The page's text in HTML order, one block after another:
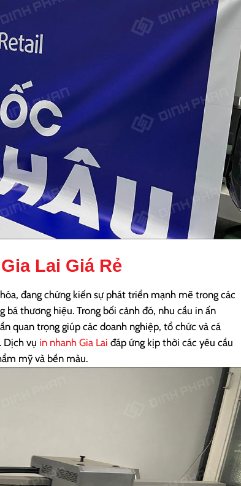
Lai Giá Rẻ
đang chứng kiến sự phát triển mạnh mẽ trong các
thương hiệu. Trong bối cảnh đó, nhu cầu in ấn
quan trọng giúp các doanh nghiệp, tổ chức và cá
Dịch vụ in nhanh Gia Lai đáp ứng kịp thời các yêu cầu
mỹ và bền màu.